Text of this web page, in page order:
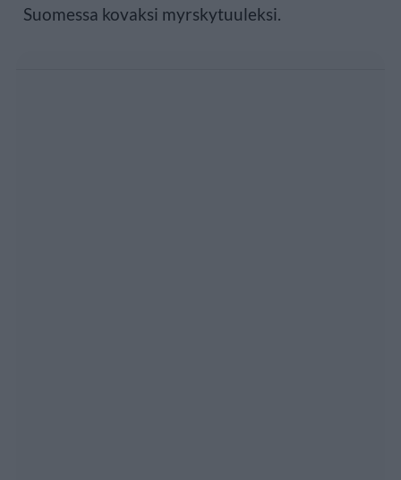
Suomessa kovaksi myrskytuuleksi.